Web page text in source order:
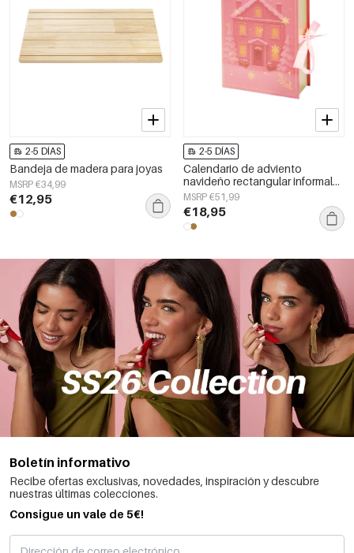
2-5 DÍAS
Bandeja de madera para joyas
MSRP €34,99
€12,95
2-5 DÍAS
Calendario de adviento
navideño rectangular informal
de acero inoxidable para
Navidad
MSRP €51,99
€18,95
Boletín informativo
Recibe ofertas exclusivas, novedades, inspiración y descubre
nuestras últimas colecciones.
Consigue un vale de 5€!